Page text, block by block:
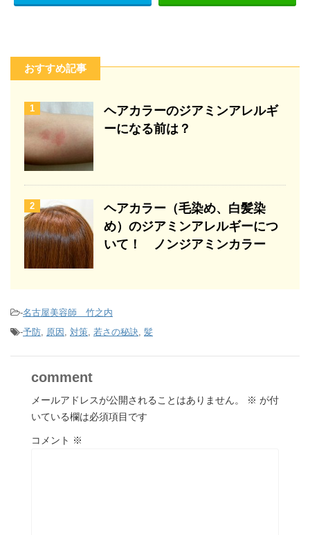
おすすめ記事
1
ヘアカラーのジアミンアレルギ
ーになる前は？
2
ヘアカラー（毛染め、白髪染
め）のジアミンアレルギーにつ
いて！ ノンジアミンカラー
-名古屋美容師 竹之内
-予防, 原因 , 対策, 若さの秘訣, 髪
comment
メールアドレスが公開されることはありません。 ※ が付
いている欄は必須項目です
コメント ※